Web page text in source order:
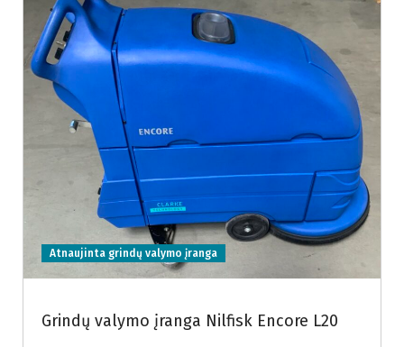
Atnaujinta grindų valymo įranga
Grindų valymo įranga Nilfisk Encore L20